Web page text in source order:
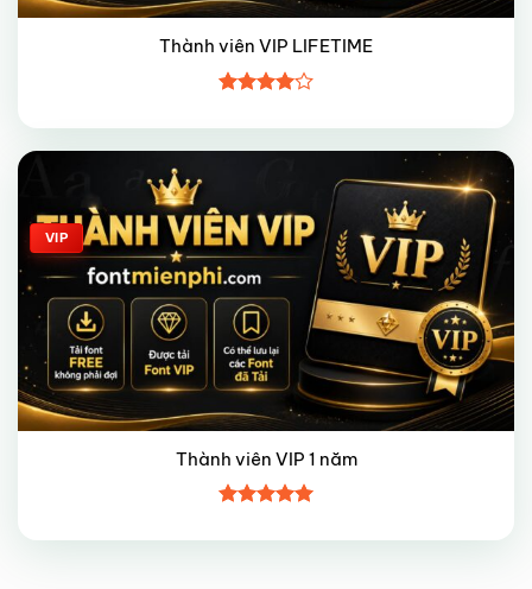
Thành viên VIP LIFETIME
xếp hạng
45 sao
Giảm giá!
VIP
Thành viên VIP 1 năm
hạng55